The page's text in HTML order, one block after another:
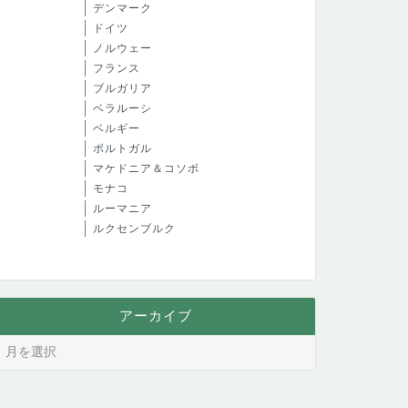
デンマーク
ドイツ
ノルウェー
フランス
ブルガリア
ベラルーシ
ベルギー
ポルトガル
マケドニア＆コソボ
モナコ
ルーマニア
ルクセンブルク
アーカイブ